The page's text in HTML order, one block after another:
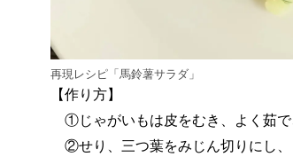
再現レシピ「馬鈴薯サラダ」
【作り方】
①じゃがいもは皮をむき、よく茹で
②せり、三つ葉をみじん切りにし、